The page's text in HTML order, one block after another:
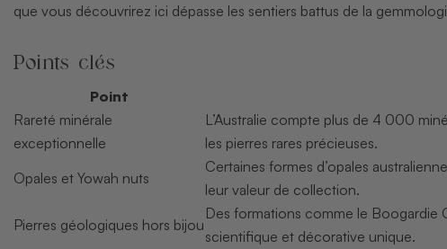
que vous découvrirez ici dépasse les sentiers battus de la
Points clés
Point
Rareté minérale
exceptionnelle
L’Australie compte plus de 4 000
les pierres rares précieuses.
Opales et Yowah nuts
Certaines formes d’opales
leur valeur de collection.
Pierres géologiques hors bijou
Des formations comme le Boogardie
scientifique et décorative unique.